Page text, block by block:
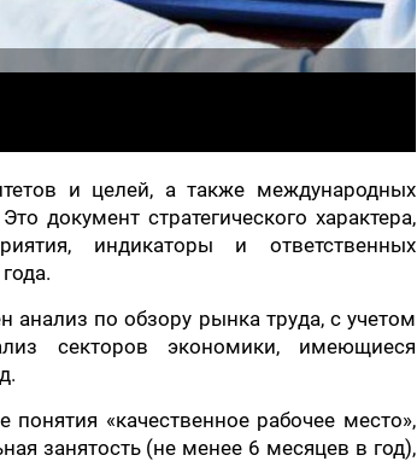
и целей, а также международных
документ стратегического характера,
индикаторы и ответственных
анализ по обзору рынка труда, с учетом
секторов экономики, имеющиеся
«качественное рабочее место»,
занятость (не менее 6 месяцев в год),